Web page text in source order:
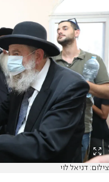
צילום: דניאל לוי